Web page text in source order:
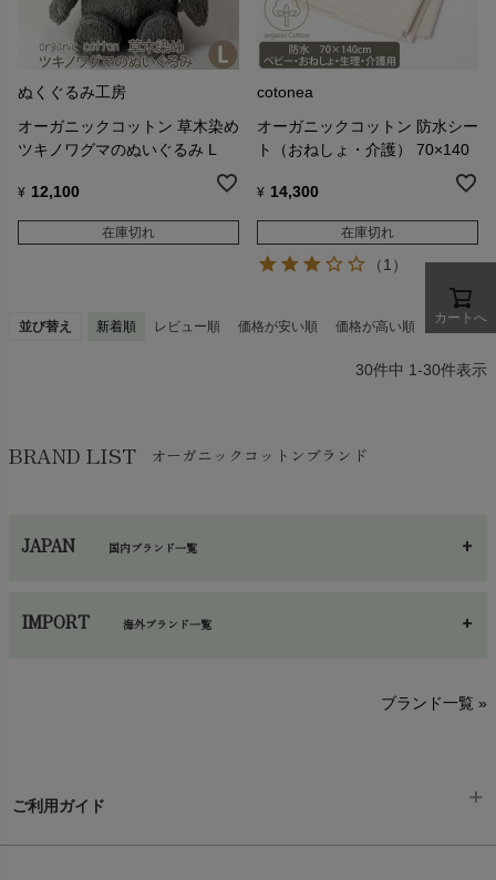
ぬくぐるみ工房
オーガニックコットン 草木染め
ツキノワグマのぬいぐるみ L
¥ 12,100
在庫切れ
cotonea
オーガニックコットン 防水シー
ト（おねしょ・介護） 70×140
¥ 14,300
在庫切れ
（1）
並び替え 新着順 レビュー順 価格が安い順 価格が高い順
30件中 1-30件表示
BRAND LIST オーガニックコットンブランド
JAPAN 国内ブランド一覧
あ～さ
生活アートクラブ
IMPORT海外ブランド一覧
kidscase（キッズケース）
LITTLE INDIANS（リトルインディアンズ）
ブランド一覧 »
カートへ
ご利用ガイド